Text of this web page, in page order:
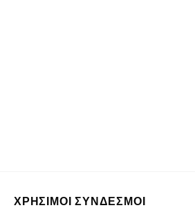
ΧΡΗΣΙΜΟΙ ΣΥΝΔΕΣΜΟΙ